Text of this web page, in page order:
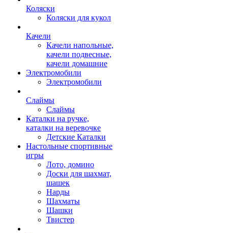
Коляски
Коляски для кукол
Качели
Качели напольные,
качели подвесные,
качели домашние
Электромобили
Электромобили
Слаймы
Слаймы
Каталки на ручке,
каталки на веревочке
Детские Каталки
Настольные спортивные
игры
Лото, домино
Доски для шахмат,
шашек
Нарды
Шахматы
Шашки
Твистер